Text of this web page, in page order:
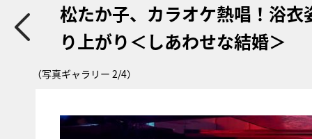
松たか子、カラオケ熱唱！浴
り上がり＜しあわせな結婚＞
（写真ギャラリー 2/4）